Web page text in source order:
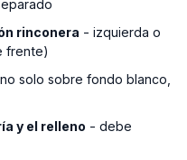
rinconera - izquierda o
frente)
solo sobre fondo blanco,
y el relleno - debe